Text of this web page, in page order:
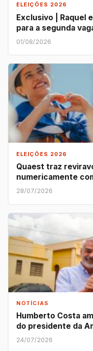
ELEIÇÕES 2026
Exclusivo | Raquel
para a segunda
01/08/2026
ELEIÇÕES 2026
Quaest traz
numericamente
28/07/2026
NOTÍCIAS
Humberto Costa
do presidente da
24/07/2026